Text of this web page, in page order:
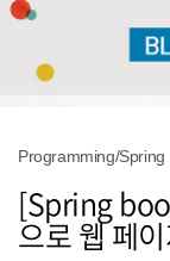
Programming/Spring
[Spring
으로 웹 페